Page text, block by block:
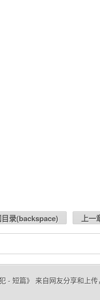
录(backspace) 上一
- 短篇》 来自网友分享和上